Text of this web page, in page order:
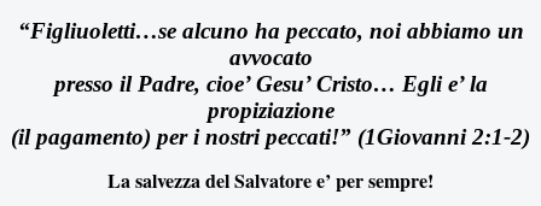
“Figliuoletti…se alcuno ha peccato, noi abbiamo un
avvocato
presso il Padre, cioe’ Gesu’ Cristo… Egli e’ la
propiziazione
(il pagamento) per i nostri peccati!” (1Giovanni 2:1-2)
La salvezza del Salvatore e’ per sempre!